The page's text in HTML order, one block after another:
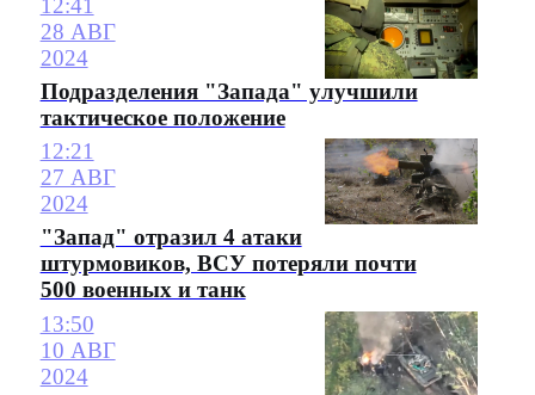
12:41
28 АВГ
2024
Подразделения "Запада" улучшили
тактическое положение
12:21
27 АВГ
2024
"Запад" отразил 4 атаки
штурмовиков, ВСУ потеряли почти
500 военных и танк
13:50
10 АВГ
2024